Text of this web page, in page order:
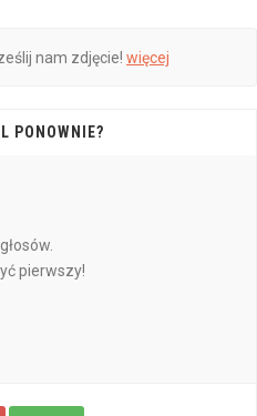
nam zdjęcie! więcej
PONOWNIE?
pierwszy!